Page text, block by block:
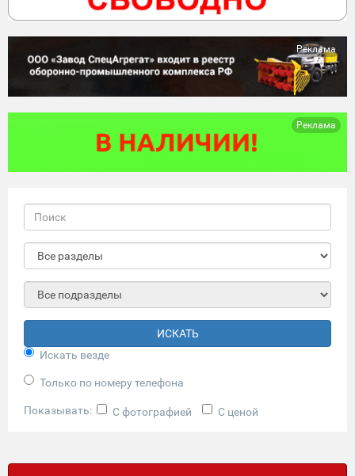
Реклама
Реклама
ИСКАТЬ
Искать везде
Только по номеру телефона
Показывать: С фотографией С ценой